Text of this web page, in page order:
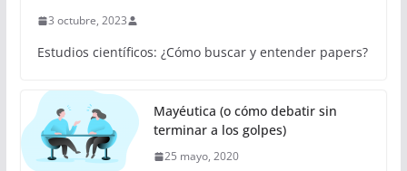
3 octubre, 2023
Estudios científicos: ¿Cómo buscar y entender papers?
Mayéutica (o cómo debatir sin
terminar a los golpes)
25 mayo, 2020